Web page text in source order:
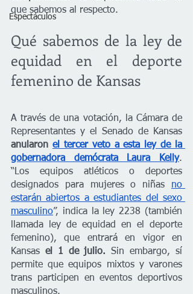
Espectáculos
que sabemos al respecto.
Qué sabemos de la ley de
equidad en el deporte
femenino de Kansas
A través de una votación, la Cámara de
anularon el tercer veto a esta ley de la
gobernadora demócrata Laura Kelly.
“Los equipos atléticos o deportes
designados para mujeres o niñas no
estarán abiertos a estudiantes del sexo
masculino”, indica la ley 2238 (también
llamada ley de equidad en el deporte
femenino), que entrará en vigor en
Kansas el 1 de julio. Sin embargo, sí
permite que equipos mixtos y varones
trans participen en eventos deportivos
masculinos.